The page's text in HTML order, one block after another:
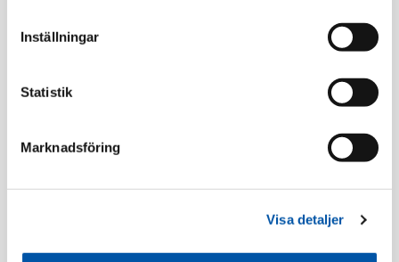
Inställningar
Statistik
Marknadsföring
Visa detaljer